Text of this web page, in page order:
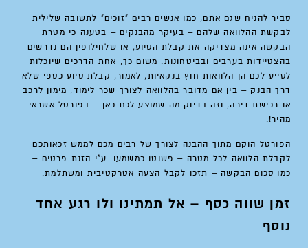
סביר להניח שגם אתם, כמו אנשים רבים "זוכים" לתשובה שלילית
לבקשת ההלוואה שלהם – בעיקר מהבנקים – בטענה כי מטרת
הבקשה אינה מצדיקה את קבלת הסיוע, או שלחילופין הם נדרשים
בהצטיידות בערבים ובביטחונות. משום כך, אחת הדרכים שיוכלות
לסייע לכם הן הלוואות חוץ בנקאיות, לאמור, קבלת סיוע כספי שלא
דרך הבנק – בין אם מדובר בהלוואה לצורך שכר לימוד, מימון לרכב
או רכישת דירה, וזה בדיוק מה שמוצע לכם כאן – בפורטל אשראי
מהיר!.
הפורטל הוקם מתוך ההבנה לצורך של רבים מכם לממש זכאותכם
לקבלת הלוואה לכל מטרה – פשוטו כמשמעו. ע"י הזנת פרטים –
כמו סכום הבקשה – תזכו לקבל הצעה אטרקטיבית ומשתלמת.
זמן שווה כסף – אל תמתינו ולו רגע אחד
נוסף